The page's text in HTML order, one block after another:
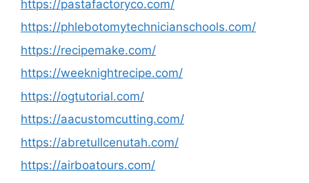
https://pastafactoryco.com/
https://phlebotomytechnicianschools.com/
https://recipemake.com/
https://weeknightrecipe.com/
https://ogtutorial.com/
https://aacustomcutting.com/
https://abretullcenutah.com/
https://airboatours.com/